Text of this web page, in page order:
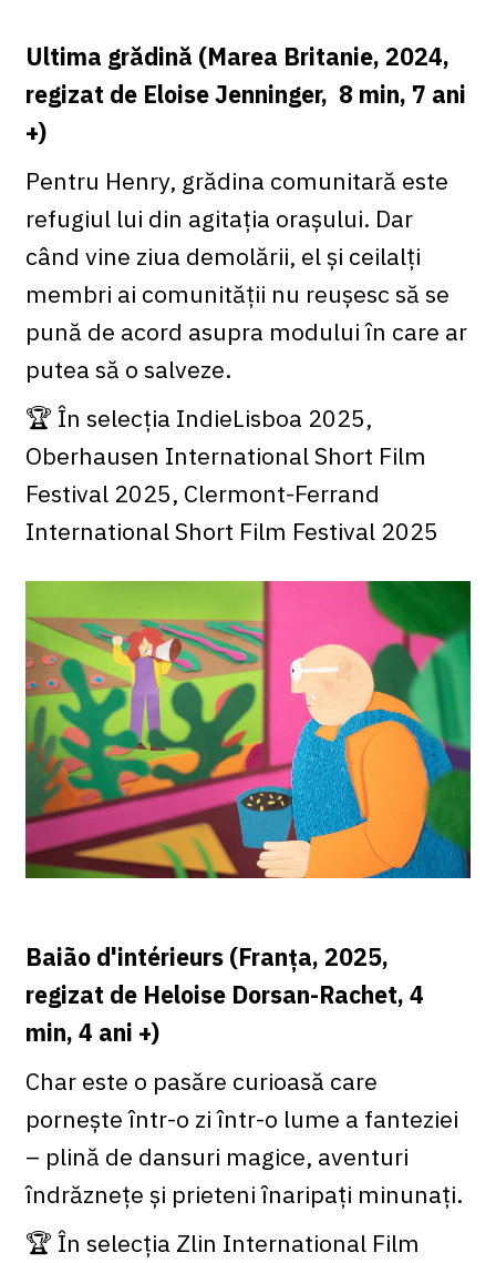
Ultima grădină (Marea Britanie, 2024,
regizat de Eloise Jenninger, 8 min, 7 ani
+)
Pentru Henry, grădina comunitară este
refugiul lui din agitația orașului. Dar
când vine ziua demolării, el și ceilalți
membri ai comunității nu reușesc să se
pună de acord asupra modului în care ar
putea să o salveze.
🏆 În selecția IndieLisboa 2025,
Oberhausen International Short Film
Festival 2025, Clermont-Ferrand
International Short Film Festival 2025
Baião d'intérieurs (Franța, 2025,
regizat de Heloise Dorsan-Rachet, 4
min, 4 ani +)
Char este o pasăre curioasă care
pornește într-o zi într-o lume a fanteziei
– plină de dansuri magice, aventuri
îndrăznețe și prieteni înaripați minunați.
🏆 În selecția Zlin International Film